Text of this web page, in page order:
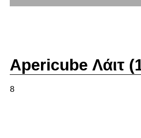
Apericube Λάιτ (1
8